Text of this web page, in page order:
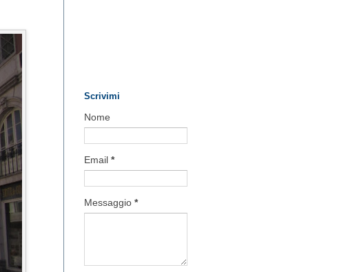
Scrivimi
Nome
Email *
Messaggio *